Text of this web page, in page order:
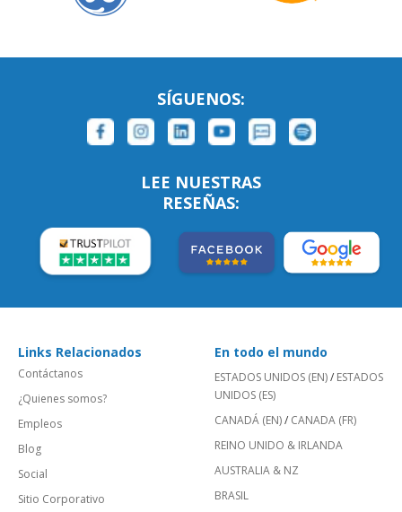
SÍGUENOS:
LEE NUESTRAS
RESEÑAS:
Links Relacionados
Contáctanos
¿Quienes somos?
Empleos
Blog
Social
Sitio Corporativo
En todo el mundo
ESTADOS UNIDOS (EN)/ ESTADOS
UNIDOS (ES)
CANADÁ (EN)/ CANADA (FR)
REINO UNIDO & IRLANDA
AUSTRALIA & NZ
BRASIL